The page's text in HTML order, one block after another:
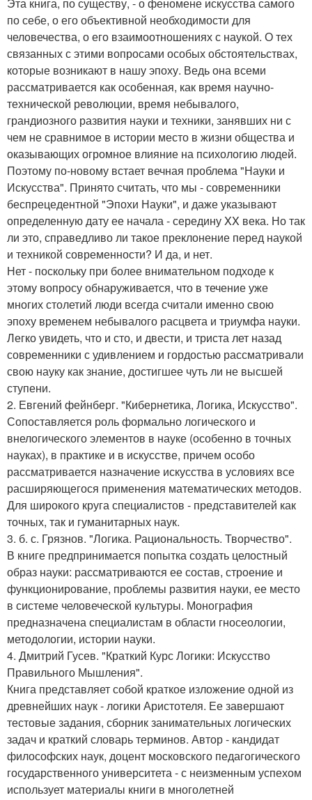
Эта книга, по существу, - о феномене искусства самого
по себе, о его объективной необходимости для
человечества, о его взаимоотношениях с наукой. О тех
связанных с этими вопросами особых обстоятельствах,
которые возникают в нашу эпоху. Ведь она всеми
рассматривается как особенная, как время научно-
технической революции, время небывалого,
грандиозного развития науки и техники, занявших ни с
чем не сравнимое в истории место в жизни общества и
оказывающих огромное влияние на психологию людей.
Поэтому по-новому встает вечная проблема "Науки и
Искусства". Принято считать, что мы - современники
беспрецедентной "Эпохи Науки", и даже указывают
определенную дату ее начала - середину XX века. Но так
ли это, справедливо ли такое преклонение перед наукой
и техникой современности? И да, и нет.
Нет - поскольку при более внимательном подходе к
этому вопросу обнаруживается, что в течение уже
многих столетий люди всегда считали именно свою
эпоху временем небывалого расцвета и триумфа науки.
Легко увидеть, что и сто, и двести, и триста лет назад
современники с удивлением и гордостью рассматривали
свою науку как знание, достигшее чуть ли не высшей
ступени.
2. Евгений фейнберг. "Кибернетика, Логика, Искусство".
Сопоставляется роль формально логического и
внелогического элементов в науке (особенно в точных
науках), в практике и в искусстве, причем особо
рассматривается назначение искусства в условиях все
расширяющегося применения математических методов.
Для широкого круга специалистов - представителей как
точных, так и гуманитарных наук.
3. б. с. Грязнов. "Логика. Рациональность. Творчество".
В книге предпринимается попытка создать целостный
образ науки: рассматриваются ее состав, строение и
функционирование, проблемы развития науки, ее место
в системе человеческой культуры. Монография
предназначена специалистам в области гносеологии,
методологии, истории науки.
4. Дмитрий Гусев. "Краткий Курс Логики: Искусство
Правильного Мышления".
Книга представляет собой краткое изложение одной из
древнейших наук - логики Аристотеля. Ее завершают
тестовые задания, сборник занимательных логических
задач и краткий словарь терминов. Автор - кандидат
философских наук, доцент московского педагогического
государственного университета - с неизменным успехом
использует материалы книги в многолетней